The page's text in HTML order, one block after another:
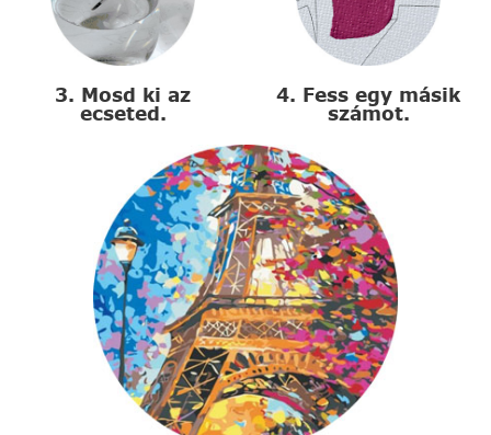
3. Mosd ki az
ecseted.
4. Fess egy másik
számot.